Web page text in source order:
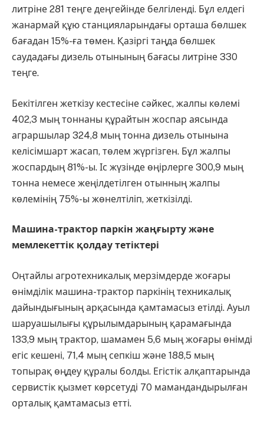
литріне 281 теңге деңгейінде белгіленді. Бұл елдегі
жанармай құю станцияларындағы орташа бөлшек
бағадан 15%-ға төмен. Қазіргі таңда бөлшек
саудадағы дизель отынының бағасы литріне 330
теңге.
Бекітілген жеткізу кестесіне сәйкес, жалпы көлемі
402,3 мың тоннаны құрайтын жоспар аясында
аграршылар 324,8 мың тонна дизель отынына
келісімшарт жасап, төлем жүргізген. Бұл жалпы
жоспардың 81%-ы. Іс жүзінде өңірлерге 300,9 мың
тонна немесе жеңілдетілген отынның жалпы
көлемінің 75%-ы жөнелтіліп, жеткізілді.
Машина-трактор паркін жаңғырту және
мемлекеттік қолдау тетіктері
Оңтайлы агротехникалық мерзімдерде жоғары
өнімділік машина-трактор паркінің техникалық
дайындығының арқасында қамтамасыз етілді. Ауыл
шаруашылығы құрылымдарының қарамағында
133,9 мың трактор, шамамен 5,6 мың жоғары өнімді
егіс кешені, 71,4 мың сепкіш және 188,5 мың
топырақ өңдеу құралы болды. Егістік алқаптарында
сервистік қызмет көрсетуді 70 мамандандырылған
орталық қамтамасыз етті.